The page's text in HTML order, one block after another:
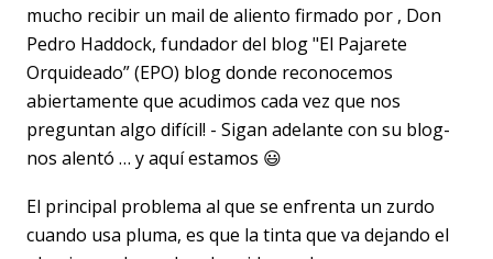
mucho recibir un mail de aliento firmado por , Don
Pedro Haddock, fundador del blog "El Pajarete
Orquideado” (EPO) blog donde reconocemos
abiertamente que acudimos cada vez que nos
preguntan algo difícil! - Sigan adelante con su blog-
nos alentó … y aquí estamos 😃
El principal problema al que se enfrenta un zurdo
cuando usa pluma, es que la tinta que va dejando el